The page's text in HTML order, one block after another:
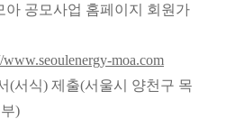
아 공모사업 홈페이지 회원가
www.seoulenergy-moa.com
(서식) 제출(서울시 양천구 목
)